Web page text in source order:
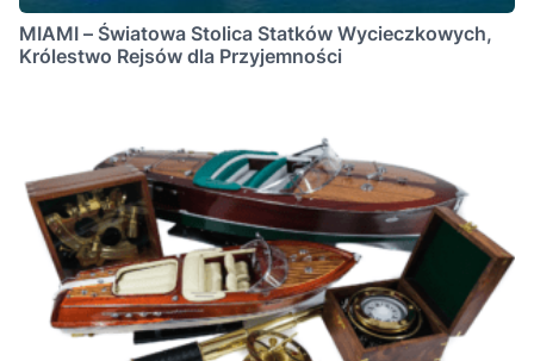
MIAMI – Światowa Stolica Statków Wycieczkowych,
Królestwo Rejsów dla Przyjemności